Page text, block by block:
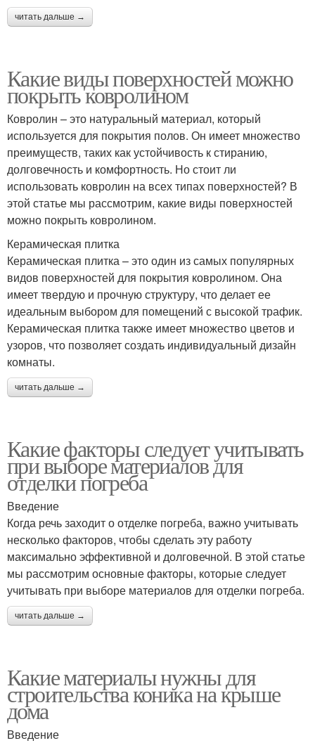
читать дальше →
Какие виды поверхностей можно
покрыть ковролином
Ковролин – это натуральный материал, который
используется для покрытия полов. Он имеет множество
преимуществ, таких как устойчивость к стиранию,
долговечность и комфортность. Но стоит ли
использовать ковролин на всех типах поверхностей? В
этой статье мы рассмотрим, какие виды поверхностей
можно покрыть ковролином.
Керамическая плитка
Керамическая плитка – это один из самых популярных
видов поверхностей для покрытия ковролином. Она
имеет твердую и прочную структуру, что делает ее
идеальным выбором для помещений с высокой трафик.
Керамическая плитка также имеет множество цветов и
узоров, что позволяет создать индивидуальный дизайн
комнаты.
читать дальше →
Какие факторы следует учитывать
при выборе материалов для
отделки погреба
Введение
Когда речь заходит о отделке погреба, важно учитывать
несколько факторов, чтобы сделать эту работу
максимально эффективной и долговечной. В этой статье
мы рассмотрим основные факторы, которые следует
учитывать при выборе материалов для отделки погреба.
читать дальше →
Какие материалы нужны для
строительства коника на крыше
дома
Введение